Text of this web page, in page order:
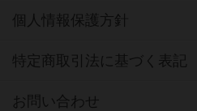
個人情報保護方針
特定商取引法に基づく表記
お問い合わせ